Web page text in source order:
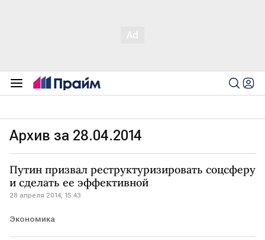
Архив за 28.04.2014
Путин призвал реструктуризировать соцсферу
и сделать ее эффективной
28 апреля 2014, 15:43
Экономика